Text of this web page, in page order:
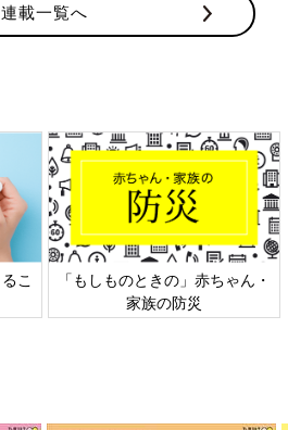
連載一覧へ
「もしものときの」赤ちゃん・
家族の防災
日